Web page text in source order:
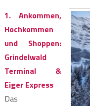
1. Ankommen,
Hochkommen
und Shoppen:
Grindelwald
Terminal &
Eiger Express
Das